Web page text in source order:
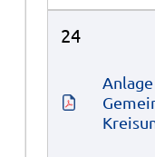
24